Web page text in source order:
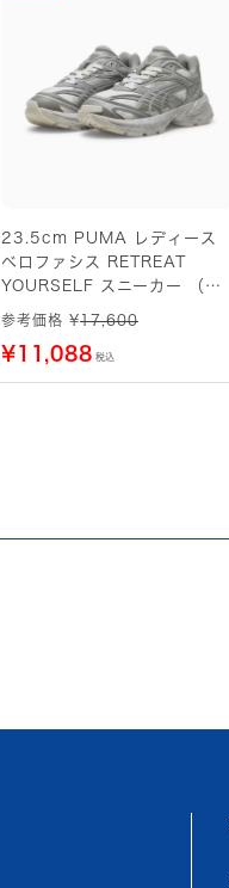
23.5cm PUMA レディース
ベロファシス RETREAT
YOURSELF スニーカー （グ
レー系）
参考価格 ¥17,600
¥11,088 税込